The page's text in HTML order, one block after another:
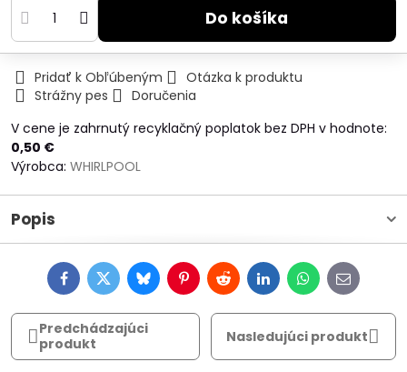
Do košíka
Pridať k Obľúbeným
Otázka k produktu
Strážny pes
Doručenia
V cene je zahrnutý recyklačný poplatok bez DPH v hodnote:
0,50 €
Výrobca: WHIRLPOOL
Popis
FacebookTwitterBlueskyPinterestRedditLinkedInWhatsApp
E-
mail
Predchádzajúci
produkt
Nasledujúci produkt